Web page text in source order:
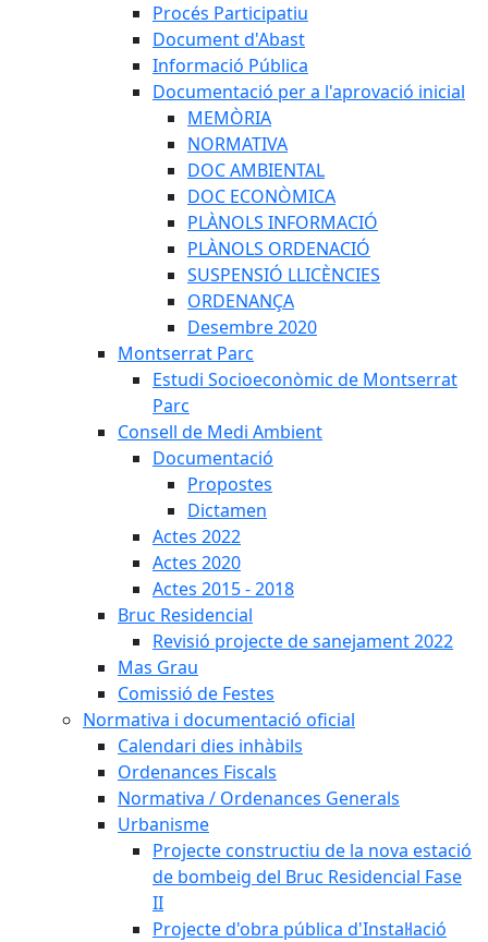
Procés Participatiu
Document d'Abast
Informació Pública
Documentació per a l'aprovació inicial
MEMÒRIA
NORMATIVA
DOC AMBIENTAL
DOC ECONÒMICA
PLÀNOLS INFORMACIÓ
PLÀNOLS ORDENACIÓ
SUSPENSIÓ LLICÈNCIES
ORDENANÇA
Desembre 2020
Montserrat Parc
Estudi Socioeconòmic de Montserrat
Parc
Consell de Medi Ambient
Documentació
Propostes
Dictamen
Actes 2022
Actes 2020
Actes 2015 - 2018
Bruc Residencial
Revisió projecte de sanejament 2022
Mas Grau
Comissió de Festes
Normativa i documentació oficial
Calendari dies inhàbils
Ordenances Fiscals
Normativa / Ordenances Generals
Urbanisme
Projecte constructiu de la nova estació
de bombeig del Bruc Residencial Fase
II
Projecte d'obra pública d'Instal·lació